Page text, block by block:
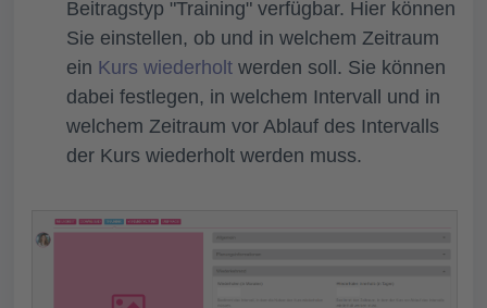
Beitragstyp "Training" verfügbar. Hier können
Sie einstellen, ob und in welchem Zeitraum
ein Kurs wiederholt werden soll. Sie können
dabei festlegen, in welchem Intervall und in
welchem Zeitraum vor Ablauf des Intervalls
der Kurs wiederholt werden muss.